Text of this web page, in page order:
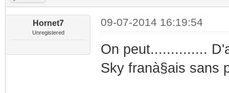
Hornet7
Unregistered
09-07-2014 16:19:54
On peut..............
Sky franà§ais sans